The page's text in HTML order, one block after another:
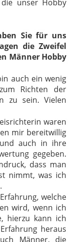
unser Hobby
Sie für uns
die Zweifel
Männer Hobby
auch ein wenig
Richten der
zu sein. Vielen
waren
mir bereitwillig
auch in ihre
gegeben.
dass man
nimmt, was ich
welche
wird, wenn ich
hierzu kann ich
heraus
Männer, die